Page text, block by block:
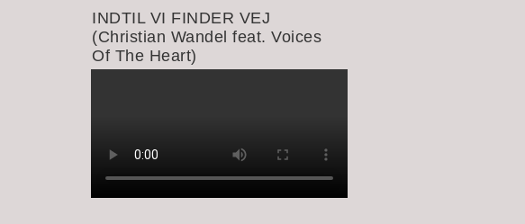
INDTIL VI FINDER VEJ
(Christian Wandel feat. Voices
Of The Heart)